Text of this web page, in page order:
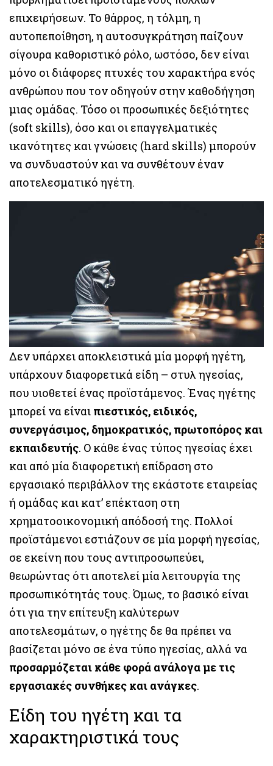
επιχειρήσεων. Το θάρρος, η τόλμη, η
αυτοπεποίθηση, η αυτοσυγκράτηση παίζουν
σίγουρα καθοριστικό ρόλο, ωστόσο, δεν είναι
μόνο οι διάφορες πτυχές του χαρακτήρα ενός
ανθρώπου που τον οδηγούν στην καθοδήγηση
μιας ομάδας. Τόσο οι προσωπικές δεξιότητες
(soft skills), όσο και οι επαγγελματικές
ικανότητες και γνώσεις (hard skills) μπορούν
να συνδυαστούν και να συνθέτουν έναν
αποτελεσματικό ηγέτη.
Δεν υπάρχει αποκλειστικά μία μορφή ηγέτη,
υπάρχουν διαφορετικά είδη – στυλ ηγεσίας,
που υιοθετεί ένας προϊστάμενος. Ένας ηγέτης
μπορεί να είναι πιεστικός, ειδικός,
συνεργάσιμος, δημοκρατικός, πρωτοπόρος και
εκπαιδευτής. Ο κάθε ένας τύπος ηγεσίας έχει
και από μία διαφορετική επίδραση στο
εργασιακό περιβάλλον της εκάστοτε εταιρείας
ή ομάδας και κατ’ επέκταση στη
χρηματοοικονομική απόδοσή της. Πολλοί
προϊστάμενοι εστιάζουν σε μία μορφή ηγεσίας,
σε εκείνη που τους αντιπροσωπεύει,
θεωρώντας ότι αποτελεί μία λειτουργία της
προσωπικότητάς τους. Όμως, το βασικό είναι
ότι για την επίτευξη καλύτερων
αποτελεσμάτων, ο ηγέτης δε θα πρέπει να
βασίζεται μόνο σε ένα τύπο ηγεσίας, αλλά να
προσαρμόζεται κάθε φορά ανάλογα με τις
εργασιακές συνθήκες και ανάγκες.
Είδη του ηγέτη και τα
χαρακτηριστικά τους